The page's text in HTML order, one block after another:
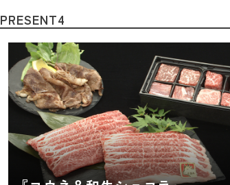
PRESENT4